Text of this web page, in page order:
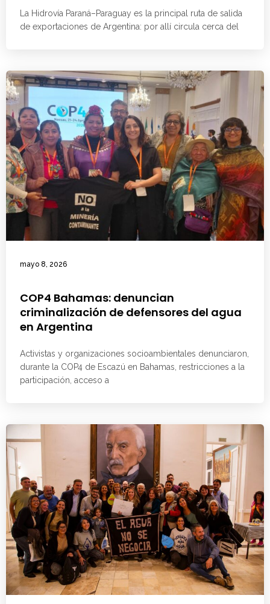
La Hidrovía Paraná–Paraguay es la principal ruta de salida
de exportaciones de Argentina: por allí circula cerca del
mayo 8, 2026
COP4 Bahamas: denuncian
criminalización de defensores del agua
en Argentina
Activistas y organizaciones socioambientales denunciaron,
durante la COP4 de Escazú en Bahamas, restricciones a la
participación, acceso a